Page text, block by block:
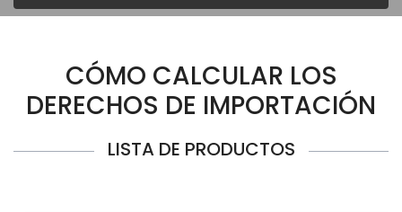
CÓMO CALCULAR LOS
DERECHOS DE IMPORTACIÓN
LISTA DE PRODUCTOS